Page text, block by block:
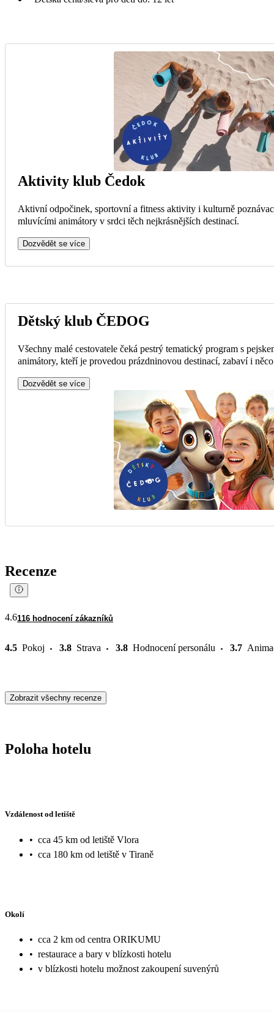
Aktivity klub Čedok
Aktivní odpočinek, sportovní a fitness aktivity i kulturně
mluvícími animátory v srdci těch nejkrásnějších destinací.
Dozvědět se více
Dětský klub ČEDOG
Všechny malé cestovatele čeká pestrý tematický program s
animátory, kteří je provedou prázdninovou destinací, zabaví i
Dozvědět se více
Recenze
4.6116 hodnocení zákazníků
4.5 Pokoj 3.8 Strava 3.8 Hodnocení personálu 3.7
Zobrazit všechny recenze
Poloha hotelu
Vzdálenost od letiště
• cca 45 km od letiště Vlora
• cca 180 km od letiště v Tiraně
Okolí
• cca 2 km od centra ORIKUMU
• restaurace a bary v blízkosti hotelu
• v blízkosti hotelu možnost zakoupení suvenýrů